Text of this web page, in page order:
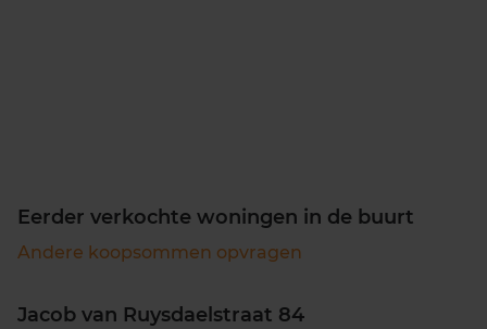
Eerder verkochte woningen in de buurt
Andere koopsommen opvragen
Jacob van Ruysdaelstraat 84